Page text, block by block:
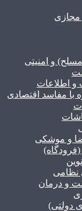
و امنیتی
و اطلاعات
با مفاسد اقتصادی
و موشکی
(فرودگاه)
نظامی
و درمان
دولتی)